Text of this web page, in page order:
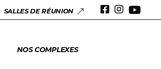
SALLES DE RÉUNION
NOS COMPLEXES